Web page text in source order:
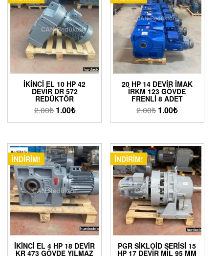
İKINCI EL 10 HP 42
DEVIR DR 572
REDÜKTÖR
2.00₺ 1.00₺
20 HP 14 DEVIR İMAK
İRKM 123 GÖVDE
FRENLI 8 ADET
2.00₺ 1.00₺
İNDIRIM!
İKINCI EL 4 HP 18 DEVIR
KR 473 GÖVDE YILMAZ
İNDIRIM!
PGR SIKLOID SERISI 15
HP 17 DEVIR MIL 95 MM